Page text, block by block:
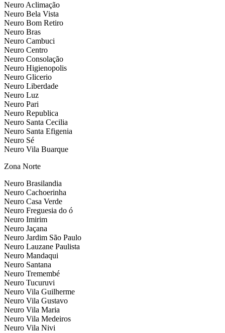
Neuro Aclimação
Neuro Bela Vista
Neuro Bom Retiro
Neuro Bras
Neuro Cambuci
Neuro Centro
Neuro Consolação
Neuro Higienopolis
Neuro Glicerio
Neuro Liberdade
Neuro Luz
Neuro Pari
Neuro Republica
Neuro Santa Cecilia
Neuro Santa Efigenia
Neuro Sé
Neuro Vila Buarque
Zona Norte
Neuro Brasilandia
Neuro Cachoerinha
Neuro Casa Verde
Neuro Freguesia do ó
Neuro Imirim
Neuro Jaçana
Neuro Jardim São Paulo
Neuro Lauzane Paulista
Neuro Mandaqui
Neuro Santana
Neuro Tremembé
Neuro Tucuruvi
Neuro Vila Guilherme
Neuro Vila Gustavo
Neuro Vila Maria
Neuro Vila Medeiros
Neuro Vila Nivi